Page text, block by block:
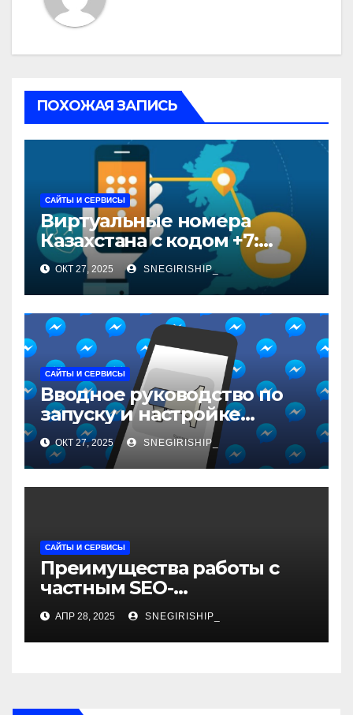
ПОХОЖАЯ ЗАПИСЬ
САЙТЫ И СЕРВИСЫ
Виртуальные номера
Казахстана с кодом +7:
особенности и
применение
ОКТ 27, 2025 SNEGIRISHIP_
САЙТЫ И СЕРВИСЫ
Вводное руководство по
запуску и настройке
рекламы в мессенджерах
ОКТ 27, 2025 SNEGIRISHIP_
САЙТЫ И СЕРВИСЫ
Преимущества работы с
частным SEO-
специалистом
АПР 28, 2025 SNEGIRISHIP_